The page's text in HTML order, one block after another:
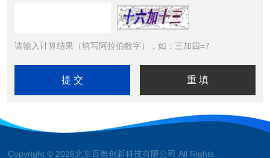
请输入计算结果（填写阿拉伯数字），如：三加四=7
Copyright © 2026北京百奥创新科技有限公司 All Rights